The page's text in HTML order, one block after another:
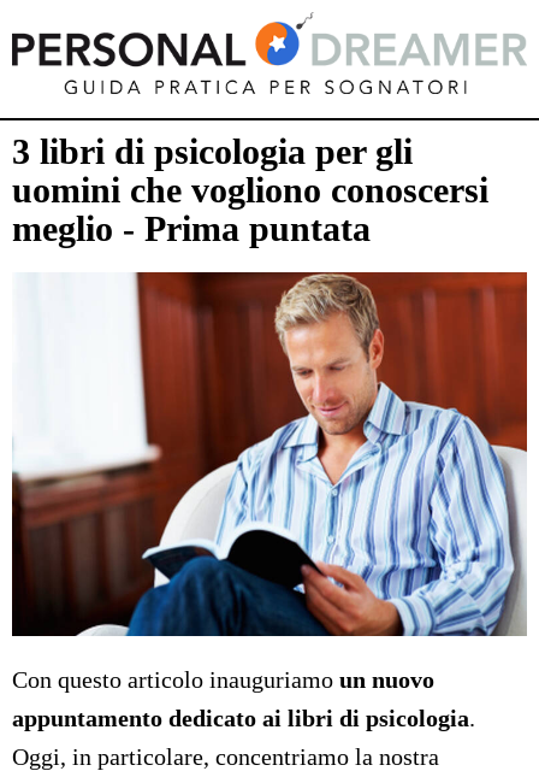
3 libri di psicologia per gli
uomini che vogliono conoscersi
meglio - Prima puntata
Con questo articolo inauguriamo un nuovo
appuntamento dedicato ai libri di psicologia.
Oggi, in particolare, concentriamo la nostra